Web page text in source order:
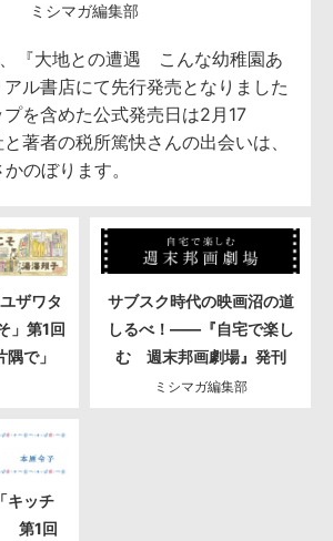
ミシマガ編集部
『大地との遭遇 こんな幼稚園あ
ル書店にて先行発売となりました
プを含めた公式発売日は2月17
著者の税所篤快さんの出会いは、
のぼります。
ザワタ
」第1回
隅で」
サブスク時代の映画沼の道
しるべ！――『自宅で楽し
む 週末邦画劇場』発刊
ミシマガ編集部
キッチ
第1回